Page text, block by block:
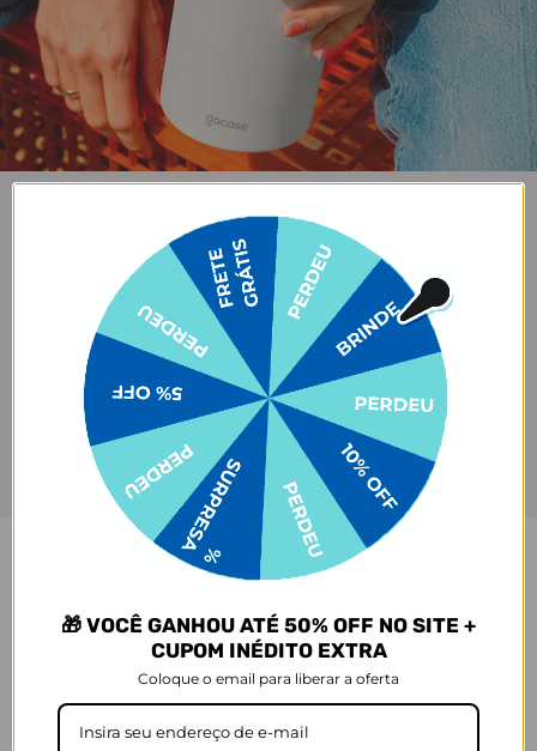
Praticidade que acompanha seu ritmo.
🎁 VOCÊ GANHOU ATÉ 50% OFF NO SITE +
CUPOM INÉDITO EXTRA
Coloque o email para liberar a oferta